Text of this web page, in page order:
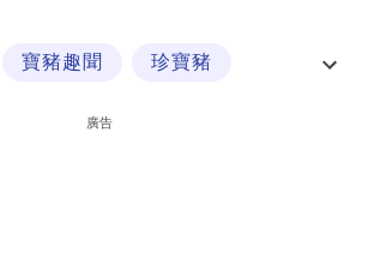
寶豬趣聞 珍寶豬
廣告